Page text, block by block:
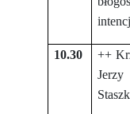
10.30
++